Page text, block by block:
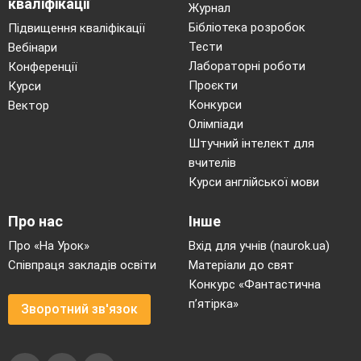
Відповідні правила.
Будь відкритим до нових
знань, ідей.
Не переривай іншого, говори
по черзі.
Не відхиляйся від теми
обговорення.
Цінуй свій час і час кожного.
Не критикувати.
конфіденційності.
Зберігай веселий настрій.
3. Вправа «Очікування та сподівання»
(слайд 6)
-
Після того, як довідалися про тему і
кваліфікації
Підвищення кваліфікації
Вебінари
Конференції
Курси
Вектор
Журнал
Бібліотека розробок
Тести
Лабораторні роботи
Проєкти
Конкурси
Олімпіади
Штучний інтелект для
вчителів
Курси англійської мови
Про нас
Про «На Урок»
Співпраця закладів освіти
Зворотний зв'язок
Інше
Вхід для учнів (naurok.ua)
Матеріали до свят
Конкурс «Фантастична
п’ятірка»